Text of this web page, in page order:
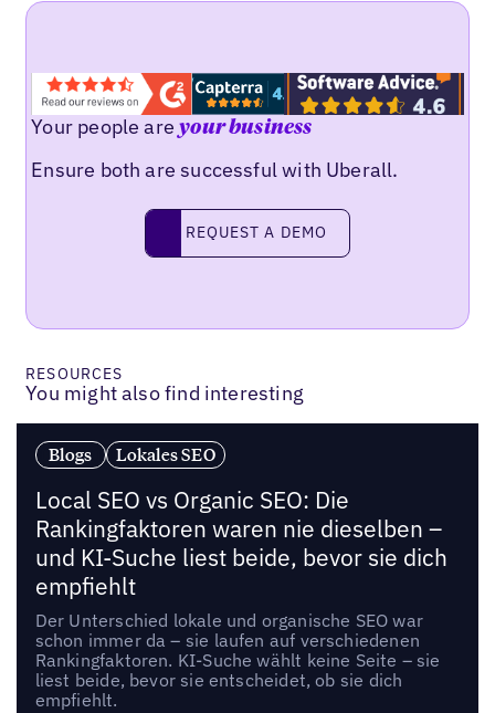
Your people areyour business
Ensure both are successful with Uberall.
Request a demo
REQUEST A DEMO
RESOURCES
You might also find interesting
Blogs Lokales SEO
Local SEO vs Organic SEO: Die
Rankingfaktoren waren nie dieselben –
und KI-Suche liest beide, bevor sie dich
empfiehlt
Der Unterschied lokale und organische SEO war
schon immer da – sie laufen auf verschiedenen
Rankingfaktoren. KI-Suche wählt keine Seite – sie
liest beide, bevor sie entscheidet, ob sie dich
empfiehlt.